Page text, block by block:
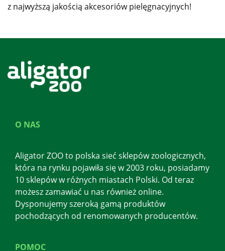
z najwyższą jakością akcesoriów pielęgnacyjnych!
O NAS
Aligator ZOO to polska sieć sklepów zoologicznych,
która na rynku pojawiła się w 2003 roku, posiadamy
10 sklepów w różnych miastach Polski. Od teraz
możesz zamawiać u nas również online.
Dysponujemy szeroką gamą produktów
pochodzących od renomowanych producentów.
POMOC